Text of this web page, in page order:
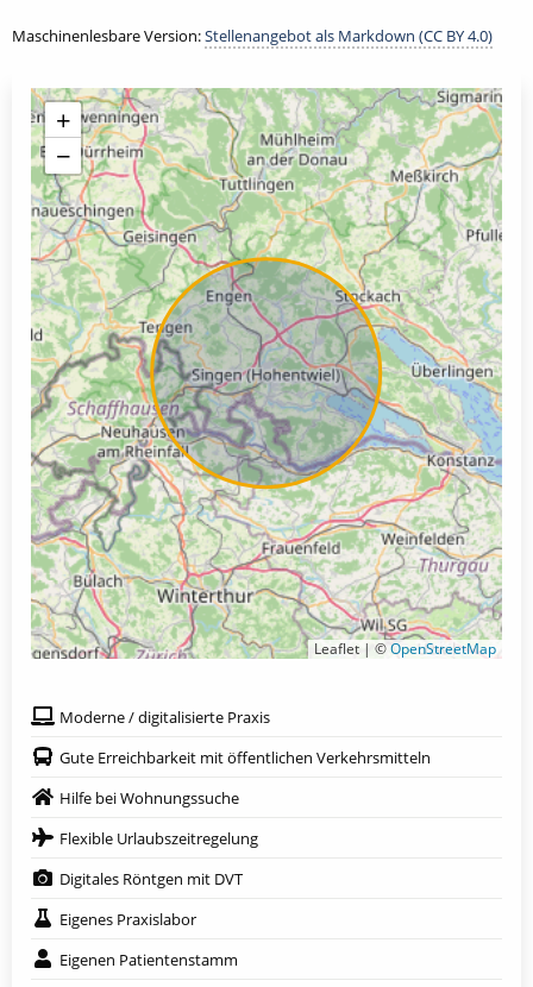
Maschinenlesbare Version:Stellenangebot als Markdown (CC BY 4.0)
+
−
Leaflet | ©OpenStreetMap
Moderne / digitalisierte Praxis
Gute Erreichbarkeit mit öffentlichen Verkehrsmitteln
Hilfe bei Wohnungssuche
Flexible Urlaubszeitregelung
Digitales Röntgen mit DVT
Eigenes Praxislabor
Eigenen Patientenstamm